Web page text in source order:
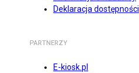
Deklaracja dostępności
PARTNERZY
E-kiosk.pl